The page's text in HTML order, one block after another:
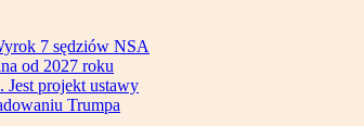
7 sędziów NSA
od 2027 roku
Jest projekt ustawy
Trumpa